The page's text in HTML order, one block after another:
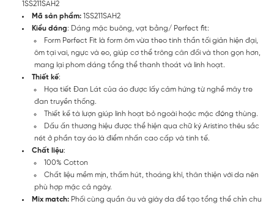
1SS211SAH2
Mã sản phẩm: 1SS211SAH2
Kiểu dáng: Dáng mặc buông, vạt bằng/ Perfect fit:
Form Perfect Fit là form ôm vừa theo tinh thần tối giản hiện đại,
ôm tại vai, ngực và eo, giúp cơ thể trông cân đối và thon gọn hơn,
mang lại phom dáng tổng thể thanh thoát và linh hoạt.
Thiết kế:
Họa tiết Đan Lát của áo được lấy cảm hứng từ nghề mây tre
đan truyền thống.
Thiết kế tà lượn giúp linh hoạt bỏ ngoài hoặc mặc đóng thùng.
Dấu ấn thương hiệu được thể hiện qua chữ ký Aristino thêu sắc
nét ở phần tay áo là điểm nhấn cao cấp và tinh tế.
Chất liệu:
100% Cotton
Chất liệu mềm mịn, thấm hút, thoáng khí, thân thiện với da nên
phù hợp mặc cả ngày.
Mix match: Phối cùng quần âu và giày da để tạo tổng thể chỉn chu